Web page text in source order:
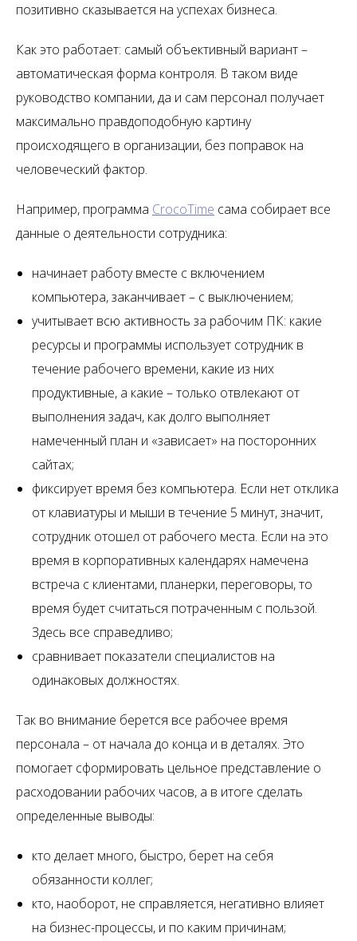
позитивно сказывается на успехах бизнеса.
Как это работает: самый объективный вариант –
автоматическая форма контроля. В таком виде
руководство компании, да и сам персонал получает
максимально правдоподобную картину
происходящего в организации, без поправок на
человеческий фактор.
Например, программа CrocoTime сама собирает все
данные о деятельности сотрудника:
начинает работу вместе с включением
компьютера, заканчивает – с выключением;
учитывает всю активность за рабочим ПК: какие
ресурсы и программы использует сотрудник в
течение рабочего времени, какие из них
продуктивные, а какие – только отвлекают от
выполнения задач, как долго выполняет
намеченный план и «зависает» на посторонних
сайтах;
фиксирует время без компьютера. Если нет отклика
от клавиатуры и мыши в течение 5 минут, значит,
сотрудник отошел от рабочего места. Если на это
время в корпоративных календарях намечена
встреча с клиентами, планерки, переговоры, то
время будет считаться потраченным с пользой.
Здесь все справедливо;
сравнивает показатели специалистов на
одинаковых должностях.
Так во внимание берется все рабочее время
персонала – от начала до конца и в деталях. Это
помогает сформировать цельное представление о
расходовании рабочих часов, а в итоге сделать
определенные выводы:
кто делает много, быстро, берет на себя
обязанности коллег;
кто, наоборот, не справляется, негативно влияет
на бизнес-процессы, и по каким причинам;